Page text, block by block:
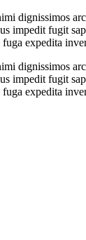
dignissimos
fugit
expedita
dignissimos
fugit
expedita